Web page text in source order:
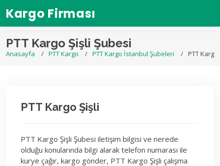
Kargo Firması
PTT Kargo Şişli Şubesi
Anasayfa PTT Kargo PTT Kargo İstanbul Şubeleri PTT
PTT Kargo Şişli
PTT Kargo Şişli Şubesi iletişim bilgisi ve nerede
olduğu konularında bilgi alarak telefon numarası ile
kurye çağır, kargo gönder, PTT Kargo Şişli çalışma